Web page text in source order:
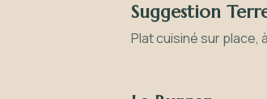
Suggestion
Plat cuisiné sur place,